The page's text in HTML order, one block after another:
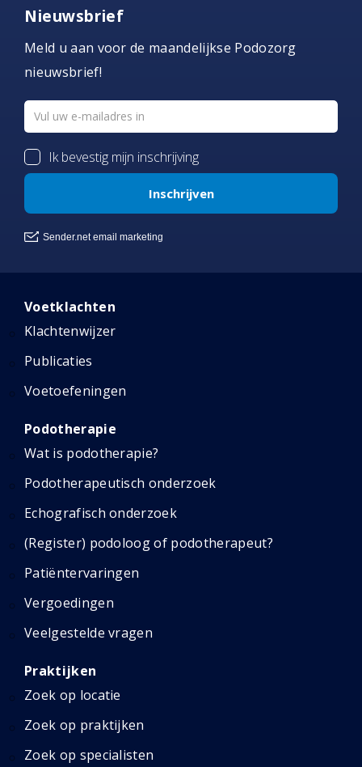
Nieuwsbrief
Meld u aan voor de maandelijkse Podozorg
nieuwsbrief!
Voetklachten
Klachtenwijzer
Publicaties
Voetoefeningen
Podotherapie
Wat is podotherapie?
Podotherapeutisch onderzoek
Echografisch onderzoek
(Register) podoloog of podotherapeut?
Patiëntervaringen
Vergoedingen
Veelgestelde vragen
Praktijken
Zoek op locatie
Zoek op praktijken
Zoek op specialisten